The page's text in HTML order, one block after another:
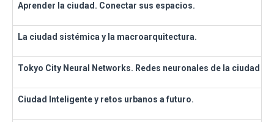
Aprender la ciudad. Conectar sus espacios.
La ciudad sistémica y la macroarquitectura.
Tokyo City Neural Networks. Redes neuronales de la ciudad
Ciudad Inteligente y retos urbanos a futuro.